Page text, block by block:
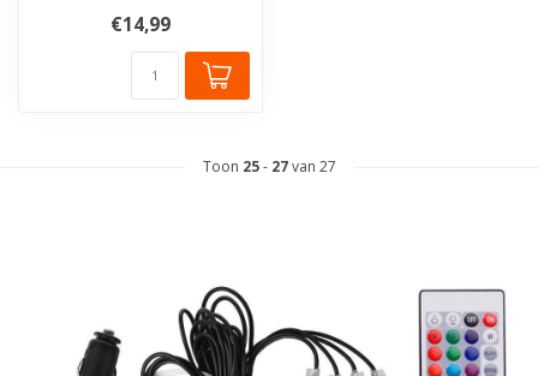
€14,99
Toon 25- 27van 27